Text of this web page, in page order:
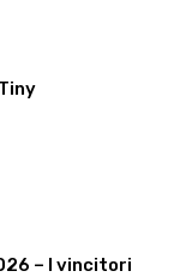
– I vincitori